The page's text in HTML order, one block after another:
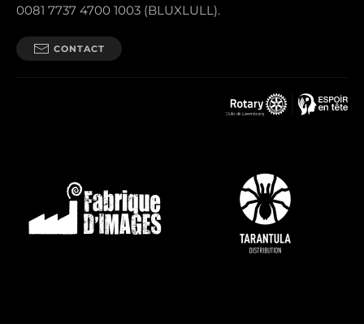
0081 7737 4700 1003 (BLUXLULL).
CONTACT